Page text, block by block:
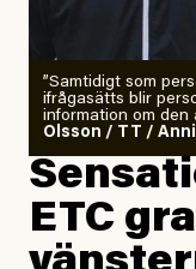
”Samtidigt som
ifrågasätts blir
information om den
Olsson / TT /
ETC